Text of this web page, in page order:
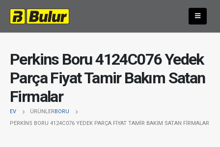
Perkins Boru 4124C076 Yedek
Parça Fiyat Tamir Bakım Satan
Firmalar
EV ÜRÜNLERBORU
PERKINS BORU 4124C076 YEDEK PARÇA FIYAT TAMIR BAKIM SATAN FIRMALAR